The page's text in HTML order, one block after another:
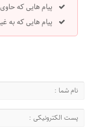
پیام هایی که
پیام هایی که به